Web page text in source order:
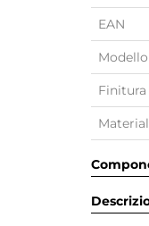
EAN
Modello
Finitura